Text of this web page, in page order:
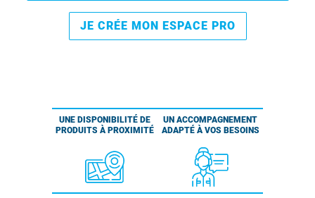
JE CRÉE MON ESPACE PRO
UNE DISPONIBILITÉ DE
PRODUITS À PROXIMITÉ
UN ACCOMPAGNEMENT
ADAPTÉ À VOS BESOINS